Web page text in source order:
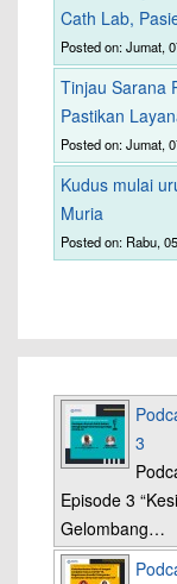
Cath Lab,
Posted on: Jumat,
Tinjau Sarana
Pastikan
Posted on: Jumat,
Kudus mulai
Muria
Posted on: Rabu,
3
Episode 3
Gelombang…